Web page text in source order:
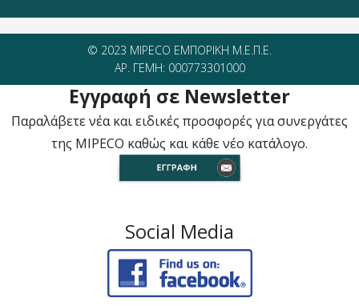
© 2023 MIPECO ΕΜΠΟΡΙΚΗ Μ.Ε.Π.Ε.
ΑΡ. ΓΕΜΗ: 000773301000
Εγγραφή σε Newsletter
Παραλάβετε νέα και ειδικές προσφορές για συνεργάτες
της MIPECO καθώς και κάθε νέο κατάλογο.
Social Media